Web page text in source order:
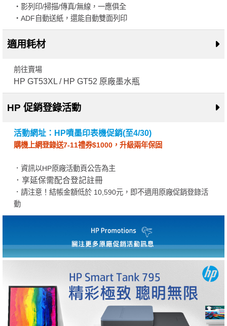
・影列印/掃描/傳真/無線，一應俱全
・ADF自動送紙，還能自動雙面列印
適用耗材
前往賣場
HP GT53XL / HP GT52 原廠墨水瓶
HP 促銷登錄活動
活動網址：HP噴墨印表機促銷(至4/30)
購機上網登錄送7-11禮券$1000，升級兩年保固
．資訊以HP原廠活動頁公告為主
．享延保需配合登記註冊
．請注意！結帳金額低於 10,590元，即不適用原廠促銷登錄活
動